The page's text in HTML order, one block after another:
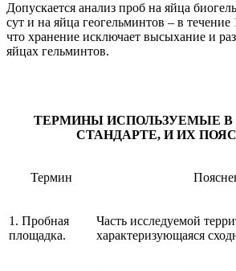
Допускается анализ проб на яйца
сут и на яйца геогельминтов – в
что хранение исключает высыхание и
яйцах гельминтов.
ТЕРМИНЫ ИСПОЛЬЗУЕМЫЕ
СТАНДАРТЕ, И ИХ
Термин
1. Пробная
площадка.
Часть исследуемой
характеризующаяся